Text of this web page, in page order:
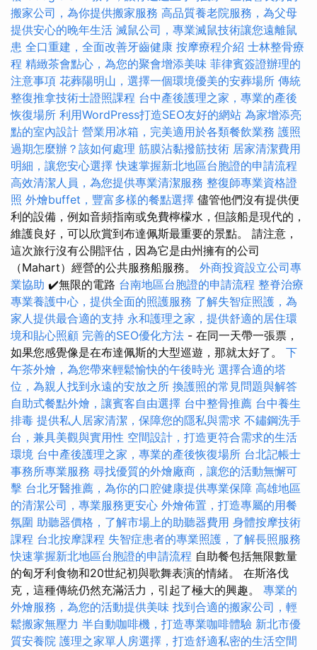
搬家公司，為你提供搬家服務 高品質養老院服務，為父母
提供安心的晚年生活 滅鼠公司，專業滅鼠技術讓您遠離鼠
患 全口重建，全面改善牙齒健康 按摩療程介紹 士林整骨療
程 精緻茶會點心，為您的聚會增添美味 菲律賓簽證辦理的
注意事項 花葬陽明山，選擇一個環境優美的安葬場所 傳統
整復推拿技術士證照課程 台中產後護理之家，專業的產後
恢復場所 利用WordPress打造SEO友好的網站 為家增添亮
點的室內設計 營業用冰箱，完美適用於各類餐飲業務 護照
過期怎麼辦？該如何處理 筋膜沾黏撥筋技術 居家清潔費用
明細，讓您安心選擇 快速掌握新北地區台胞證的申請流程
高效清潔人員，為您提供專業清潔服務 整復師專業資格證
照 外燴buffet，豐富多樣的餐點選擇 儘管他們沒有提供便
利的設備，例如音頻指南或免費檸檬水，但該船是現代的，
維護良好，可以欣賞到布達佩斯最重要的景點。 請注意，
這次旅行沒有公開評估，因為它是由州擁有的公司
（Mahart）經營的公共服務船服務。 外商投資設立公司專
業協助 ✔️無限的電路 台南地區台胞證的申請流程 整脊治療
專業養護中心，提供全面的照護服務 了解失智症照護，為
家人提供最合適的支持 永和護理之家，提供舒適的居住環
境和貼心照顧 完善的SEO優化方法 - 在同一天帶一張票，
如果您感覺像是在布達佩斯的大型巡遊，那就太好了。 下
午茶外燴，為您帶來輕鬆愉快的午後時光 選擇合適的塔
位，為親人找到永遠的安放之所 換護照的常見問題與解答
自助式餐點外燴，讓賓客自由選擇 台中整骨推薦 台中養生
排毒 提供私人居家清潔，保障您的隱私與需求 不鏽鋼洗手
台，兼具美觀與實用性 空間設計，打造更符合需求的生活
環境 台中產後護理之家，專業的產後恢復場所 台北記帳士
事務所專業服務 尋找優質的外燴廠商，讓您的活動無懈可
擊 台北牙醫推薦，為你的口腔健康提供專業保障 高雄地區
的清潔公司，專業服務更安心 外燴佈置，打造專屬的用餐
氛圍 助聽器價格，了解市場上的助聽器費用 身體按摩技術
課程 台北按摩課程 失智症患者的專業照護，了解長照服務
快速掌握新北地區台胞證的申請流程 自助餐包括無限數量
的匈牙利食物和20世紀初與歌舞表演的情緒。 在斯洛伐
克，這種傳統仍然充滿活力，引起了極大的興趣。 專業的
外燴服務，為您的活動提供美味 找到合適的搬家公司，輕
鬆搬家無壓力 半自動咖啡機，打造專業咖啡體驗 新北市優
質安養院 護理之家單人房選擇，打造舒適私密的生活空間